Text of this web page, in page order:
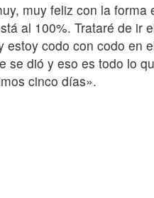
muy feliz con la
al 100%. Trataré de
codo con codo
dió y eso es todo lo
cinco días».